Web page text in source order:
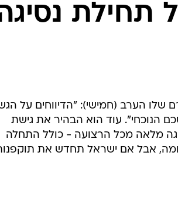
תחילת
שלו הערב (חמישי): "הדיווחים על
עוד הוא הבהיר את גישת
מלאה מכל הרצועה - כולל התחלה
אבל אם ישראל תחדש את